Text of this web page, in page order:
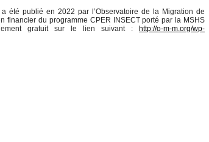
a été publié en 2022 par l’Observatoire de la Migration de
financier du programme CPER INSECT porté par la MSHS
gratuit sur le lien suivant : http://o-m-m.org/wp-